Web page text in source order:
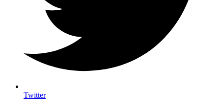
Twitter